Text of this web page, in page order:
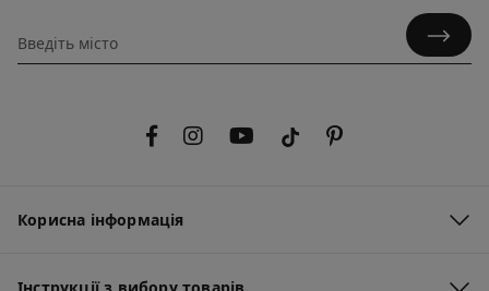
Корисна інформація